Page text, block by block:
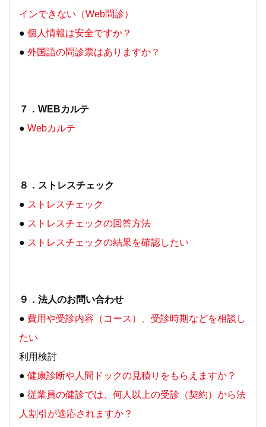
インできない（Web問診）
● 個人情報は安全ですか？
● 外国語の問診票はありますか？
７．WEBカルテ
● Webカルテ
８．ストレスチェック
● ストレスチェック
● ストレスチェックの回答方法
● ストレスチェックの結果を確認したい
９．法人のお問い合わせ
● 費用や受診内容（コース）、受診時期などを相談し
たい
利用検討
● 健康診断や人間ドックの見積りをもらえますか？
● 従業員の健診では、何人以上の受診（契約）から法
人割引が適応されますか？